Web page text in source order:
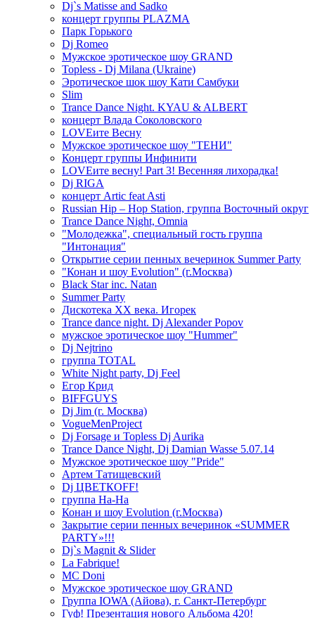
Dj`s Matisse and Sadko
концерт группы PLAZMA
Парк Горького
Dj Romeo
Мужское эротическое шоу GRAND
Topless - Dj Milana (Ukraine)
Эротическое шок шоу Кати Самбуки
Slim
Trance Dance Night. KYAU & ALBERT
концерт Влада Соколовского
LOVEите Весну
Мужское эротическое шоу "ТЕНИ"
Концерт группы Инфинити
LOVEите весну! Part 3! Весенняя лихорадка!
Dj RIGA
концерт Artic feat Asti
Russian Hip – Hop Station, группа Восточный округ
Trance Dance Night, Omnia
"Молодежка", специальный гость группа
"Интонация"
Открытие серии пенных вечеринок Summer Party
"Конан и шоу Evolution" (г.Москва)
Black Star inc. Natan
Summer Party
Дискотека ХХ века. Игорек
Trance dance night. Dj Alexander Popov
мужское эротическое шоу "Hummer"
Dj Nejtrino
группа TOTAL
White Night party, Dj Feel
Егор Крид
BIFFGUYS
Dj Jim (г. Москва)
VogueMenProject
Dj Forsage и Topless Dj Aurika
Trance Dance Night, Dj Damian Wasse 5.07.14
Мужское эротическое шоу "Pride"
Артем Татищевский
Dj ЦВЕТКOFF!
группа На-На
Конан и шоу Evolution (г.Москва)
Закрытие серии пенных вечеринок «SUMMER
PARTY»!!!
Dj`s Magnit & Slider
La Fabrique!
MC Doni
Мужское эротическое шоу GRAND
Группа IOWA (Айова), г. Санкт-Петербург
Гуф! Презентация нового Альбома 420!